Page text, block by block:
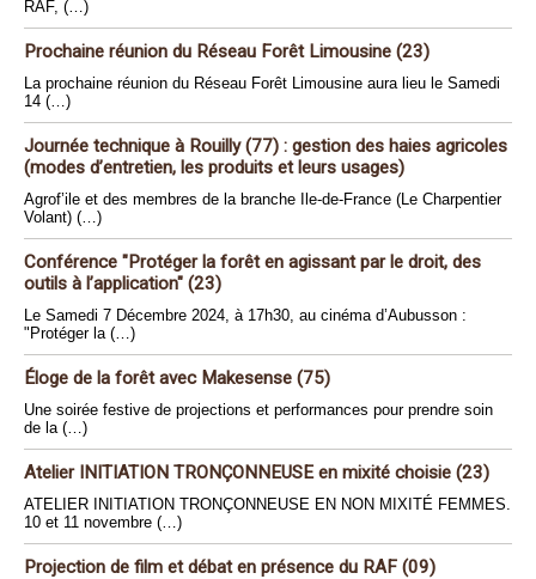
RAF, (…)
Prochaine réunion du Réseau Forêt Limousine (23)
La prochaine réunion du Réseau Forêt Limousine aura lieu le Samedi
14 (…)
Journée technique à Rouilly (77) : gestion des haies agricoles
(modes d’entretien, les produits et leurs usages)
Agrof’ile et des membres de la branche Ile-de-France (Le Charpentier
Volant) (…)
Conférence "Protéger la forêt en agissant par le droit, des
outils à l’application" (23)
Le Samedi 7 Décembre 2024, à 17h30, au cinéma d’Aubusson :
"Protéger la (…)
Éloge de la forêt avec Makesense (75)
Une soirée festive de projections et performances pour prendre soin
de la (…)
Atelier INITIATION TRONÇONNEUSE en mixité choisie (23)
ATELIER INITIATION TRONÇONNEUSE EN NON MIXITÉ FEMMES.
10 et 11 novembre (…)
Projection de film et débat en présence du RAF (09)